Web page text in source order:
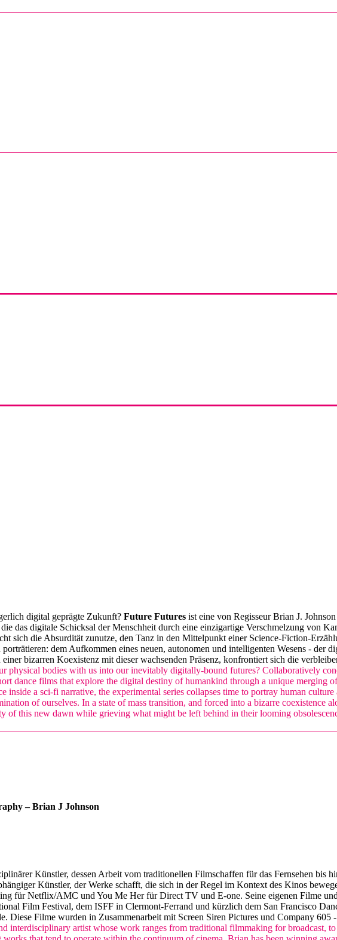
digital geprägte Zukunft? Future Futures ist eine von Regisseur Brian J.
das digitale Schicksal der Menschheit durch eine einzigartige Verschmelzung von
sich die Absurdität zunutze, den Tanz in den Mittelpunkt einer Science-Fiction-
dem Aufkommen eines neuen, autonomen und intelligenten Wesens - der
bizarren Koexistenz mit dieser wachsenden Präsenz, konfrontiert sich die
physical bodies with us into our inevitably digitally-bound futures? Collaboratively
dance films that explore the digital destiny of humankind through a unique merging
a sci-fi narrative, the experimental series collapses time to portray human
of ourselves. In a state of mass transition, and forced into a bizarre coexistence
of this new dawn while grieving what might be left behind in their looming
– Brian J Johnson
Künstler, dessen Arbeit vom traditionellen Filmschaffen für das Fernsehen bis
Künstler, der Werke schafft, die sich in der Regel im Kontext des Kinos
für Netflix/AMC und You Me Her für Direct TV und E-one. Seine eigenen Filme
Film Festival, dem ISFF in Clermont-Ferrand und kürzlich dem San Francisco
Diese Filme wurden in Zusammenarbeit mit Screen Siren Pictures und Company 605
interdisciplinary artist whose work ranges from traditional filmmaking for broadcast,